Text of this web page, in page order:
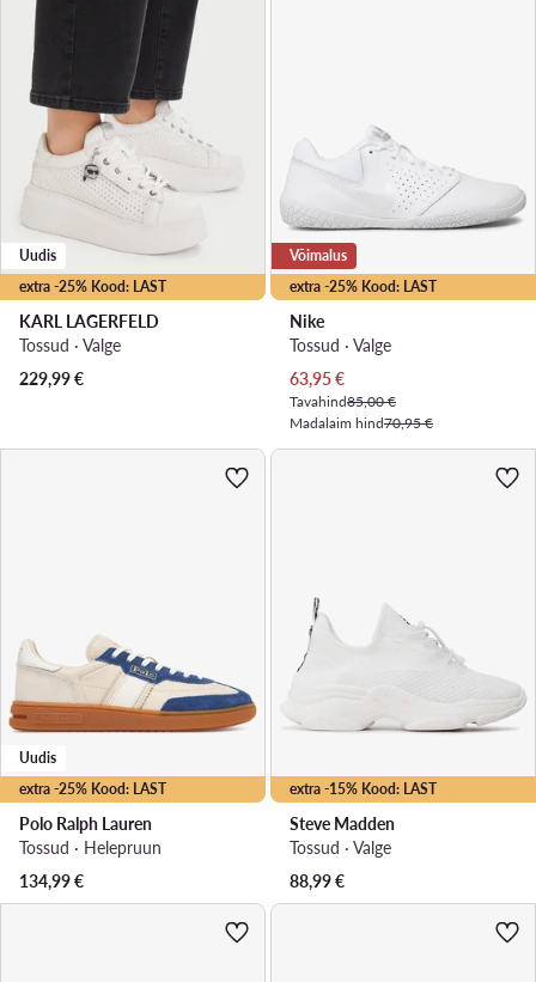
extra -25% Kood: LAST
Uudis
KARL LAGERFELD
Tossud · Valge
229,99€
extra -25% Kood: LAST
Võimalus
Nike
Tossud · Valge
Praegune hind
63,95€
Tavahind85,00 €
Madalaim hind70,95 €
extra -25% Kood: LAST
Uudis
Polo Ralph Lauren
Tossud · Helepruun
134,99€
extra -15% Kood: LAST
Steve Madden
Tossud · Valge
88,99€